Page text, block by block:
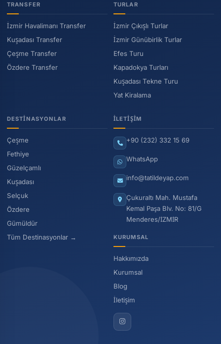
TRANSFER
İzmir Havalimanı Transfer
Kuşadası Transfer
Çeşme Transfer
Özdere Transfer
TURLAR
İzmir Çıkışlı Turlar
İzmir Günübirlik Turlar
Efes Turu
Kapadokya Turları
Kuşadası Tekne Turu
Yat Kiralama
DESTINASYONLAR
Çeşme
Fethiye
Güzelçamlı
Kuşadası
Selçuk
Özdere
Gümüldür
Tüm Destinasyonlar →
İLETIŞIM
+90 (232) 332 15 69
WhatsApp
info@tatildeyap.com
Çukuraltı Mah. Mustafa
Kemal Paşa Blv. No: 81/G
Menderes/İZMİR
KURUMSAL
Hakkımızda
Kurumsal
Blog
İletişim